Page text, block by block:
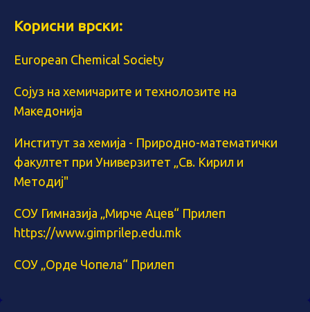
Корисни врски:
European Chemical Society
Сојуз на хемичарите и технолозите на
Македонија
Институт за хемија - Природно-математички
факултет при Универзитет „Св. Кирил и
Методиј"
СОУ Гимназија „Мирче Ацев“ Прилеп
https://www.gimprilep.edu.mk
СОУ „Орде Чопела“ Прилеп